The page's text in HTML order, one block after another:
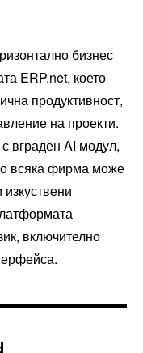
бизнес
ERP.net, което
продуктивност,
на проекти.
вграден AI модул,
всяка фирма може
включително